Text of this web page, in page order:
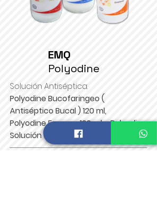
Solución Antiséptica.
Polyodine Bucofaringeo (
Antiséptico Bucal ) 120 ml,
Polyodine Espuma 120 ml yPolyodine
Solución 120 ml
EMQ
Polyodine